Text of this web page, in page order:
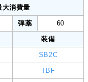
大消費量
弾薬 60
装備
SB2C
TBF